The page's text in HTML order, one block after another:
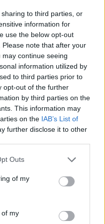
to third parties, or
information for
use the below opt-out
note that after your
continue seeing
information utilized by
to third parties prior to
opt-out of the further
by third parties on the
This information may
on the IAB’s List of
further disclose it to other
Outs
of my
of my
21-én jön a Portfolio
vezető szakértőivel
leginkább foglalkoztató
rali, kik lehetnek a
a részvény-,
és hogyan
változó...
hírarchívumához
év napon belüli